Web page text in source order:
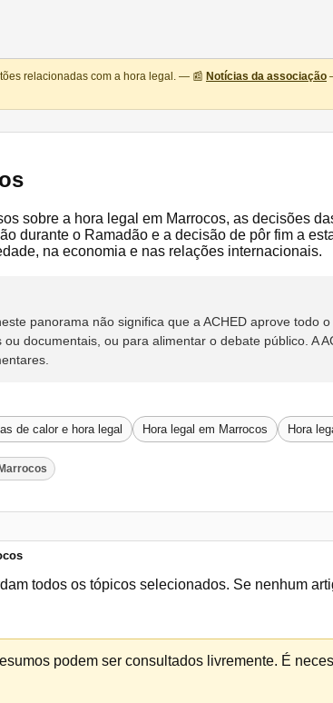
relacionadas com a hora legal. — 📰 Notícias da associação
sobre a hora legal em Marrocos, as decisões
durante o Ramadão e a decisão de pôr fim a
na economia e nas relações internacionais.
panorama não significa que a ACHED aprove todo
documentais, ou para alimentar o debate público. A
de calor e hora legal Hora legal em Marrocos Hora
todos os tópicos selecionados. Se nenhum
podem ser consultados livremente. É